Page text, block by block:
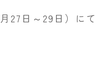
27日～29日）にて